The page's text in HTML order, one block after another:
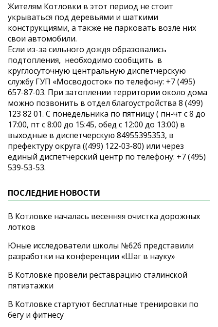
Жителям Котловки в этот период не стоит
укрываться под деревьями и шаткими
конструкциями, а также не парковать возле них
свои автомобили.
Если из-за сильного дождя образовались
подтопления, необходимо сообщить в
круглосуточную центральную диспетчерскую
службу ГУП «Мосводосток» по телефону: +7 (495)
657-87-03. При затоплении территории около дома
можно позвонить в отдел благоустройства 8 (499)
123 82 01. С понедельника по пятницу ( пн-чт с 8 до
17:00, пт с 8:00 до 15:45, обед с 12:00 до 13:00) в
выходные в диспетчерскую 84955395353, в
префектуру округа ((499) 122-03-80) или через
единый диспетчерский центр по телефону: +7 (495)
539-53-53.
ПОСЛЕДНИЕ НОВОСТИ
В Котловке началась весенняя очистка дорожных
лотков
Юные исследователи школы №626 представили
разработки на конференции «Шаг в науку»
В Котловке провели реставрацию сталинской
пятиэтажки
В Котловке стартуют бесплатные тренировки по
бегу и фитнесу